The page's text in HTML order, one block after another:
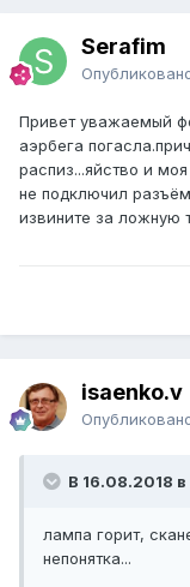
Serafim
Привет уважаемый
аэрбега
распиз...яйство и
не подключил
извините за ложную
isaenko.v
В 16.08.2018 в
лампа горит,
непонятка...